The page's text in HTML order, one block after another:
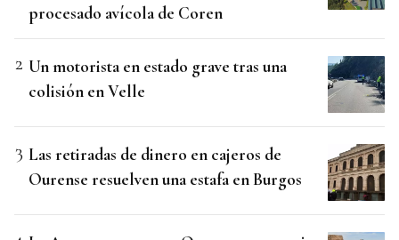
procesado avícola de Coren
Un motorista en estado grave tras una
colisión en Velle
Las retiradas de dinero en cajeros de
Ourense resuelven una estafa en Burgos